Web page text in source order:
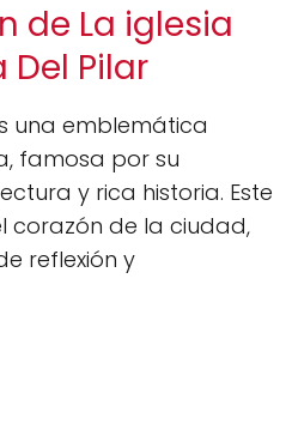
de La iglesia
Del Pilar
una emblemática
famosa por su
y rica historia. Este
corazón de la ciudad,
reflexión y